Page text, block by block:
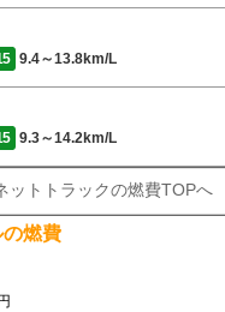
9.4～13.8km/L
9.3～14.2km/L
ットトラックの燃費TOPへ
燃費